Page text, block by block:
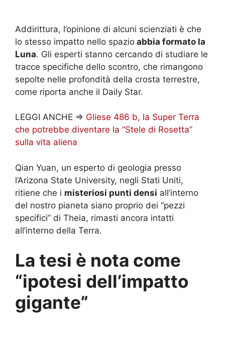
Addirittura, l’opinione di alcuni scienziati è che
lo stesso impatto nello spazio abbia formato la
Luna. Gli esperti stanno cercando di studiare le
tracce specifiche dello scontro, che rimangono
sepolte nelle profondità della crosta terrestre,
come riporta anche il Daily Star.
LEGGI ANCHE => Gliese 486 b, la Super Terra
che potrebbe diventare la “Stele di Rosetta”
sulla vita aliena
Qian Yuan, un esperto di geologia presso
l’Arizona State University, negli Stati Uniti,
ritiene che i misteriosi punti densi all’interno
del nostro pianeta siano proprio dei “pezzi
specifici” di Theia, rimasti ancora intatti
all’interno della Terra.
La tesi è nota come
“ipotesi dell’impatto
gigante”